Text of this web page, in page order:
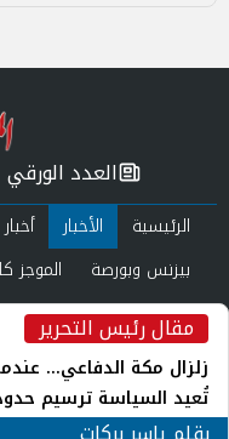
مقال رئيس التحرير
زلزال مكة الدفاعي...
تُعيد السياسة ترسيم
الأمن القومي العربي
العدد الورقي
الرئيسية الأخبار
بيزنس وبورصة
الموجز
صحة وجمال
عرب وعالم
العدد الورقي
من نحن